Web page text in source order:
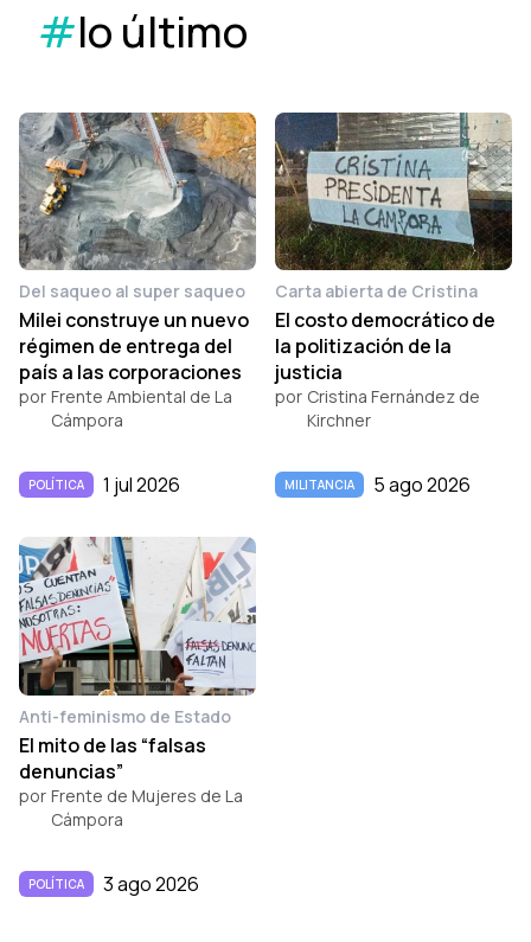
#lo último
Del saqueo al super saqueo
Milei construye un nuevo
régimen de entrega del
país a las corporaciones
por Frente Ambiental de La
Cámpora
POLÍTICA 1 jul 2026
Carta abierta de Cristina
El costo democrático de
la politización de la
justicia
por Cristina Fernández de
Kirchner
MILITANCIA 5 ago 2026
Anti-feminismo de Estado
El mito de las “falsas
denuncias”
por Frente de Mujeres de La
Cámpora
POLÍTICA 3 ago 2026